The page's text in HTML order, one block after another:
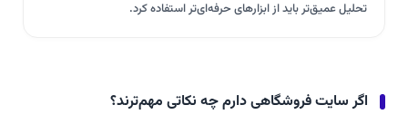
تحلیل عمیق‌تر باید از ابزارهای حرفه‌ای‌تر استفاده کرد.
اگر سایت فروشگاهی دارم چه نکاتی مهم‌ترند؟